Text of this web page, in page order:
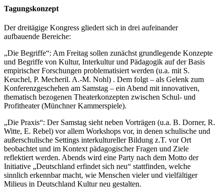
Tagungskonzept
Der dreitägige Kongress gliedert sich in drei aufeinander
aufbauende Bereiche:
„Die Begriffe“: Am Freitag sollen zunächst grundlegende Konzepte
und Begriffe von Kultur, Interkultur und Pädagogik auf der Basis
empirischer Forschungen problematisiert werden (u.a. mit S.
Keuchel, P. Mecheril. A.-M. Nohl) . Dem folgt – als Gelenk zum
Konferenzgeschehen am Samstag – ein Abend mit innovativen,
thematisch bezogenen Theaterkonzepten zwischen Schul- und
Profitheater (Münchner Kammerspiele).
„Die Praxis“: Der Samstag sieht neben Vorträgen (u.a. B. Dorner, R.
Witte, E. Rebel) vor allem Workshops vor, in denen schulische und
außerschulische Settings interkultureller Bildung z.T. vor Ort
beobachtet und im Kontext pädagogischer Fragen und Ziele
reflektiert werden. Abends wird eine Party nach dem Motto der
Initiative „Deutschland erfindet sich neu“ stattfinden, welche
sinnlich erkennbar macht, wie Menschen vieler und vielfältiger
Milieus in Deutschland Kultur neu gestalten.